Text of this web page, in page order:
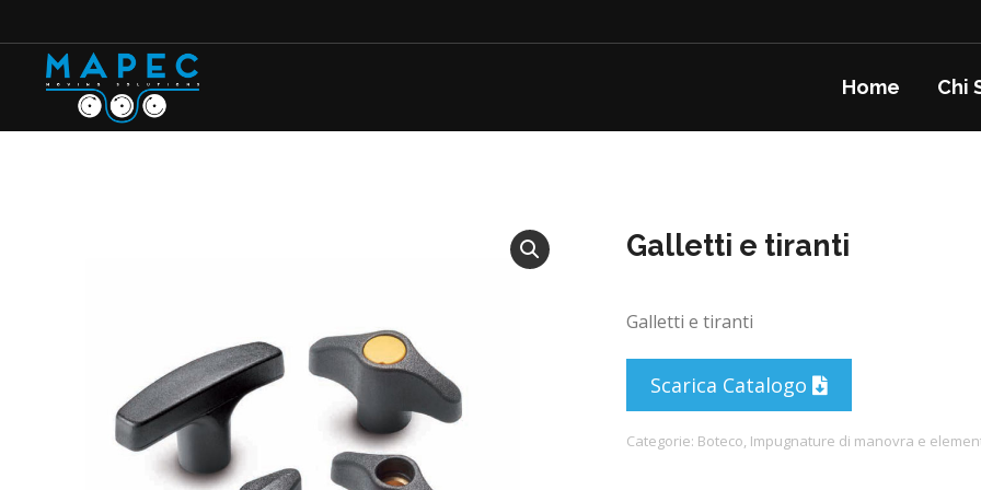
Home Chi
Galletti e tiranti
Galletti e tiranti
Scarica Catalogo
Categorie: Boteco, Impugnature di manovra e